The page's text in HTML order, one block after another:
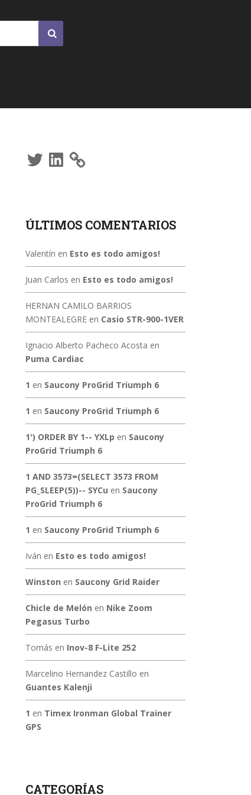
TwitterLinkedIn
ÚLTIMOS COMENTARIOS
Valentín en Esto es todo amigos!
Juan Carlos en Esto es todo amigos!
HERNAN CAMILO BARRIOS
MONTEALEGREen Casio STR-900-1VER
Ignacio Alberto Pacheco Acosta en
Puma Cardiac
1 en Saucony ProGrid Triumph 6
1 en Saucony ProGrid Triumph 6
1') ORDER BY 1-- YXLp en Saucony
ProGrid Triumph 6
1 AND 3573=(SELECT 3573 FROM
PG_SLEEP(5))-- SYCu en Saucony
ProGrid Triumph 6
1 en Saucony ProGrid Triumph 6
Iván en Esto es todo amigos!
Winston en Saucony Grid Raider
Chicle de Melón en Nike Zoom
Pegasus Turbo
Tomás en Inov-8 F-Lite 252
Marcelino Hernandez Castillo en
Guantes Kalenji
1 en Timex Ironman Global Trainer
GPS
CATEGORÍAS